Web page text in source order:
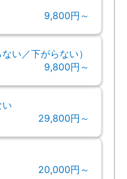
9,800円～
い／下がらない）
9,800円～
29,800円～
20,000円～